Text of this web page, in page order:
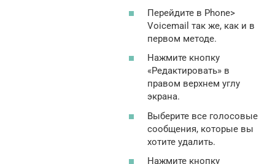
Перейдите в Phone>
Voicemail так же, как и в
первом методе.
Нажмите кнопку
«Редактировать» в
правом верхнем углу
экрана.
Выберите все голосовые
сообщения, которые вы
хотите удалить.
Нажмите кнопку